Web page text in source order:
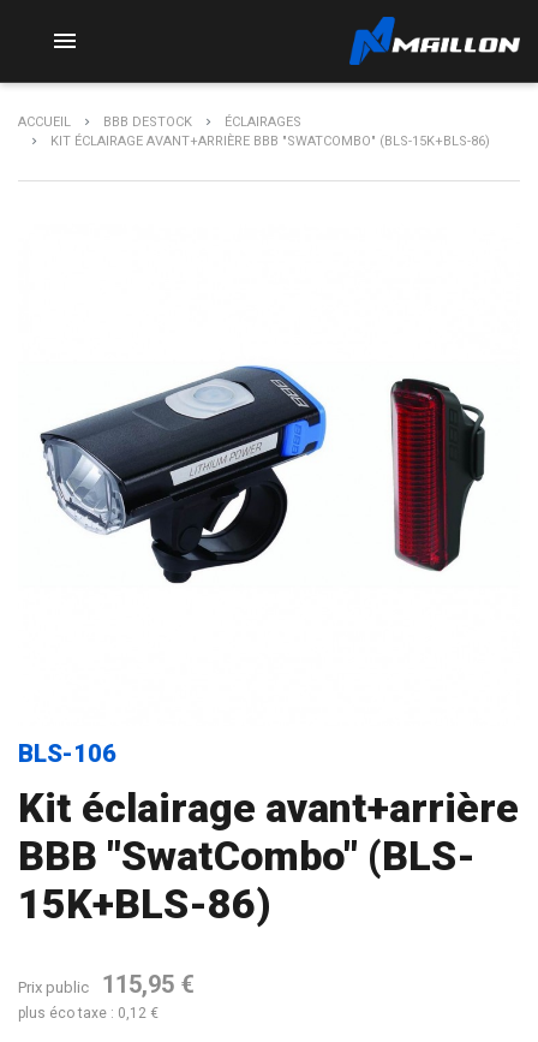

ACCUEIL BBB DESTOCK
ÉCLAIRAGES
KIT ÉCLAIRAGE AVANT+ARRIÈRE BBB "SWATCOMBO" (BLS-15K+BLS-86)
BLS-106
Kit éclairage avant+arrière
BBB "SwatCombo" (BLS-
15K+BLS-86)
Prix public 115,95 €
plus éco taxe : 0,12 €